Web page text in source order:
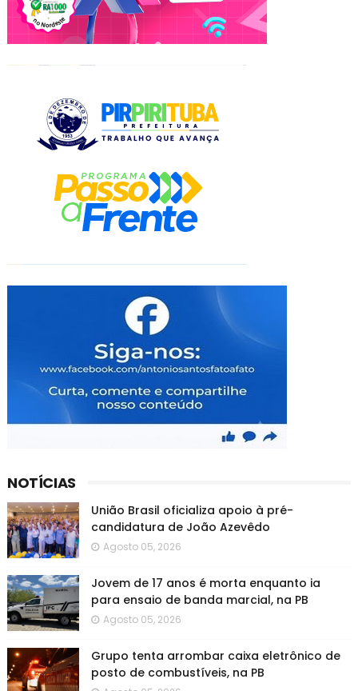
NOTÍCIAS
União Brasil oficializa apoio à pré-
candidatura de João Azevêdo
Agosto 05, 2026
Jovem de 17 anos é morta enquanto ia
para ensaio de banda marcial, na PB
Agosto 05, 2026
Grupo tenta arrombar caixa eletrônico de
posto de combustíveis, na PB